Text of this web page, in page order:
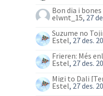
Bon dia i
elwnt_15, 27
Suzume no
Estel, 27 des.
Estel, 27 des.
Migi to Dali
Estel, 27 des.